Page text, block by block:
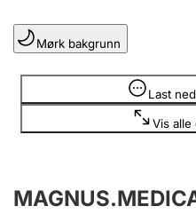
Lag og forening
Registrere, endre, slette
Årsregnskap
Mørk bakgrunn
Last
Vis alle
Opplysninger er skjult